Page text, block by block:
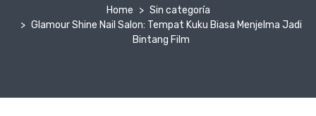
Home
Sin categoría
Glamour Shine Nail Salon: Tempat Kuku Biasa Menjelma Jadi
Bintang Film